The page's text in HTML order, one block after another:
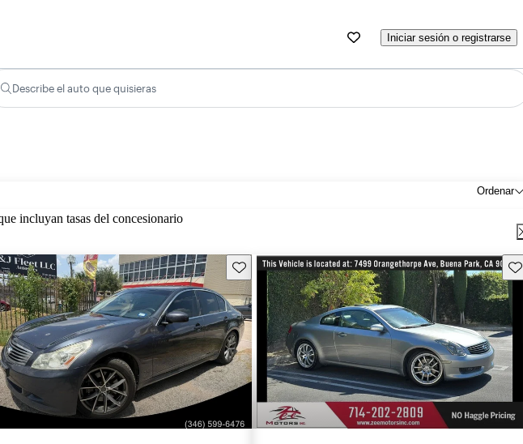
Iniciar sesión o registrarse
Describe el auto que quisieras
Ordenar
incluyan tasas del concesionario
Aviso Guarda este Aviso